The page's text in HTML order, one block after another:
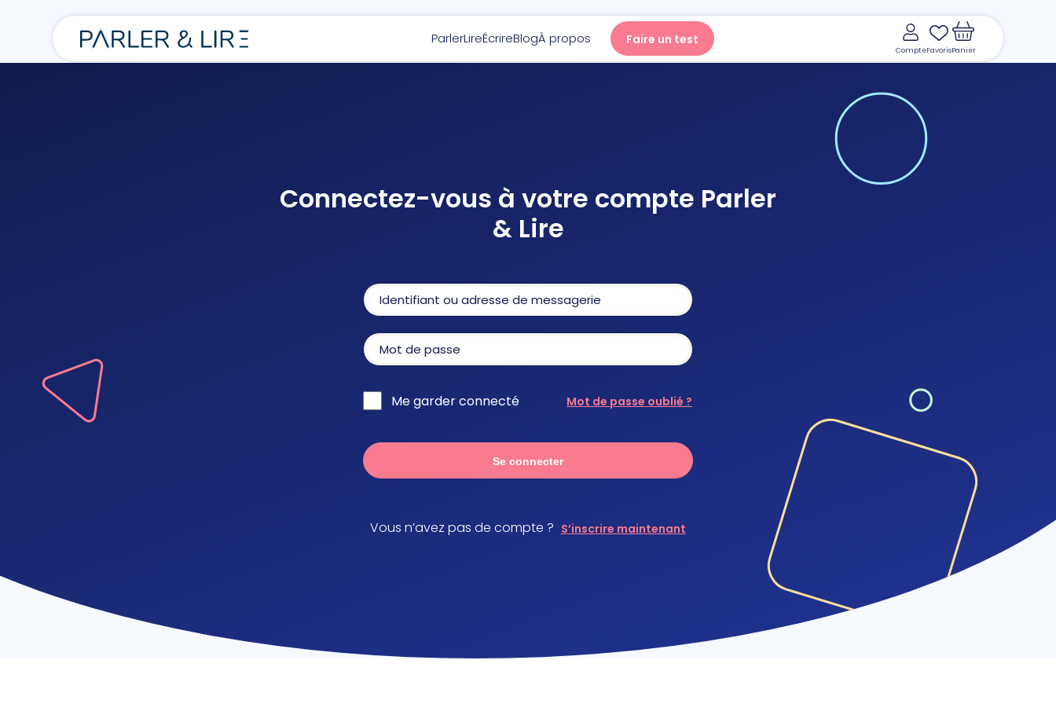
ParlerLireÉcrireBlogÀ propos Faire un test
CompteFavorisPanier
Écrire
Blog
À propos
Connectez-vous à votre compte Parler
& Lire
Me garder connecté Mot de passe oublié ?
Se connecter
Vous n’avez pas de compte ? S’inscrire maintenant